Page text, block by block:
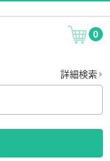
0
詳細検索